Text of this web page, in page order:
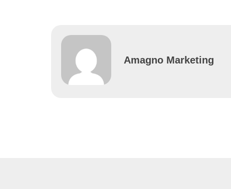
Amagno Marketing